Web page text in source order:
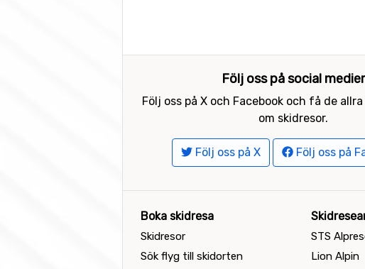
Följ oss på social medier
Följ oss på X och Facebook och få de
om skidresor.
Följ oss på X Följ oss på
Boka skidresa
Skidresor
Sök flyg till skidorten
STS
Lion Alpin